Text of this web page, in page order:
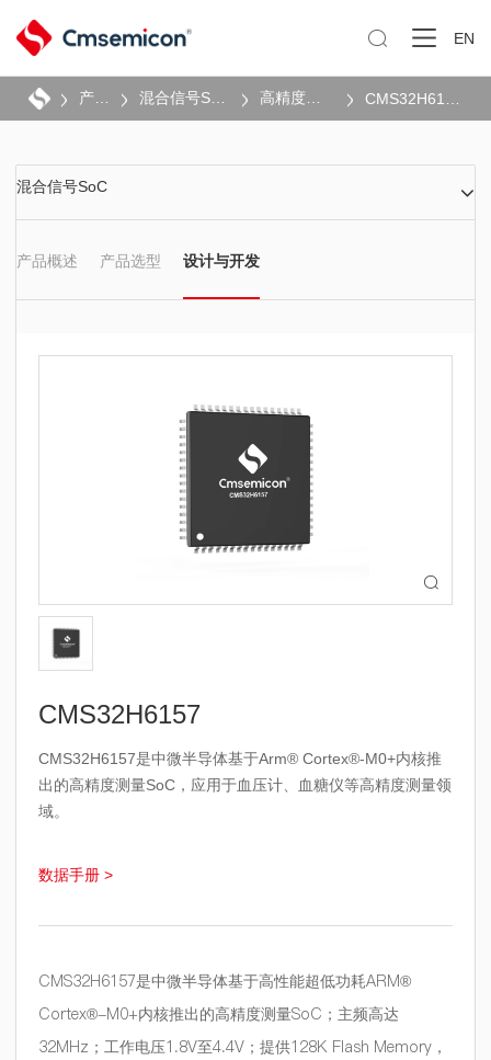
 EN
产品 混合信号SoC
混合信号SoC
产品概述 产品选型 设计与开发
CMS32H6157
CMS32H6157是中微半导体基于Arm® Cortex®-M0+内核推
出的高精度测量SoC，应用于血压计、血糖仪等高精度测量领
域。
数据手册 >

CMS32H6157是中微半导体基于高性能超低功耗ARM®
Cortex®-M0+内核推出的高精度测量SoC；主频高达
32MHz；工作电压1.8V至4.4V；提供128K Flash Memory，